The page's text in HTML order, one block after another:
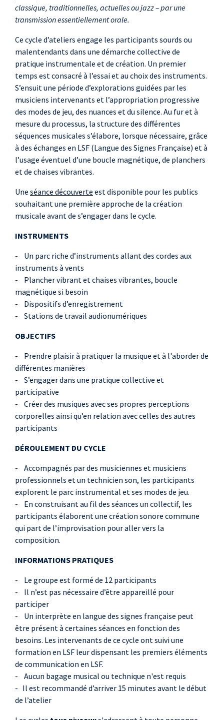
classique, traditionnelles, actuelles ou jazz – par une
transmission essentiellement orale.
Ce cycle d’ateliers engage les participants sourds ou
malentendants dans une démarche collective de
pratique instrumentale et de création. Un premier
temps est consacré à l’essai et au choix des instruments.
S’ensuit une période d’explorations guidées par les
musiciens intervenants et l’appropriation progressive
des modes de jeu, des nuances et du silence. Au fur et à
mesure du processus, la structure des différentes
séquences musicales s’élabore, lorsque nécessaire, grâce
à des échanges en LSF (Langue des Signes Française) et à
l’usage éventuel d’une boucle magnétique, de planchers
et de chaises vibrantes.
Une séance découverte est disponible pour les publics
souhaitant une première approche de la création
musicale avant de s’engager dans le cycle.
INSTRUMENTS
- Un parc riche d’instruments allant des cordes aux
instruments à vents
- Plancher vibrant et chaises vibrantes, boucle
magnétique si besoin
- Dispositifs d’enregistrement
- Stations de travail audionumériques
OBJECTIFS
- Prendre plaisir à pratiquer la musique et à l'aborder de
différentes manières
- S’engager dans une pratique collective et
participative
- Créer des musiques avec ses propres perceptions
corporelles ainsi qu’en relation avec celles des autres
participants
DÉROULEMENT DU CYCLE
- Accompagnés par des musiciennes et musiciens
professionnels et un technicien son, les participants
explorent le parc instrumental et ses modes de jeu.
- En construisant au fil des séances un collectif, les
participants élaborent une création sonore commune
qui part de l’improvisation pour aller vers la
composition.
INFORMATIONS PRATIQUES
- Le groupe est formé de 12 participants
- Il n’est pas nécessaire d’être appareillé pour
participer
- Un interprète en langue des signes française peut
être présent à certaines séances en fonction des
besoins. Les intervenants de ce cycle ont suivi une
formation en LSF leur dispensant les premiers éléments
de communication en LSF.
- Aucun bagage musical ou technique n'est requis
- Il est recommandé d’arriver 15 minutes avant le début
de l’atelier